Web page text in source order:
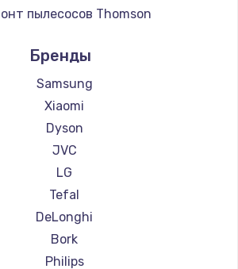
пылесосов Thomson
пылесосов lydsto
пылесосов Atvel
пылесосов Tineco
пылесосов Tuvio
пылесосов Clever clean
пылесосов DEXP
пылесосов Haier
пылесосов Pioneer
пылесосов Electrolux
пылесосов Grundig
Бренды
Samsung
Xiaomi
Dyson
JVC
LG
Tefal
DeLonghi
Bork
Philips